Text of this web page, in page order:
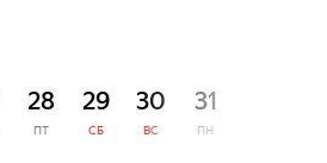
28
ПТ
29
СБ
30
ВС
31
ПН